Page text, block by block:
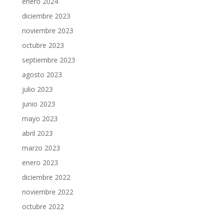
diciembre 2023
noviembre 2023
octubre 2023
septiembre 2023
agosto 2023
julio 2023
junio 2023
mayo 2023
abril 2023
marzo 2023
enero 2023
diciembre 2022
noviembre 2022
octubre 2022